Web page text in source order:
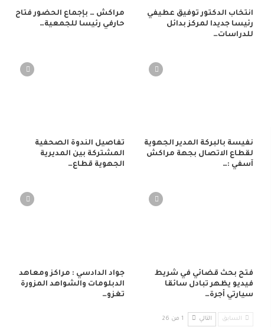
انتخاب الدكتور توفيق عطيفي
رئيسا جديدا لمركز بدائل
للدراسات…
مراكش … بإجماع الحضور فتاح
حارفي رئيسا للجمعية…
نفيسة بالبركة المدير الجهوية
لقطاع الاتصال بجهة مراكش
آسفي :…
تفاصيل الندوة الصحفية
المشتركة بين المديرية
الجهوية قطاع…
فتح بحث قضائي في شريط
فيديو يظهر تبادل سائقا
سيارتي أجرة…
جواد الدادسي : مراكز ومعاهد
الدبلومات والشواهد المزورة
تغزو…
السابق التالي 1 من 26